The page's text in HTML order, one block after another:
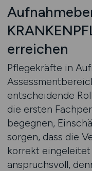
erreichen
Pflegekräfte in
entscheidende
die ersten
begegnen,
sorgen, dass die
korrekt
anspruchsvoll,